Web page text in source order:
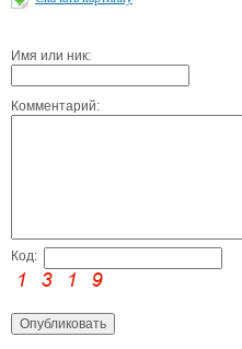
Имя или ник:
Комментарий:
Код: